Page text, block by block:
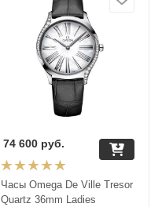
Часы Omega De Ville Tresor
Quartz 36mm Ladies
74 600руб.